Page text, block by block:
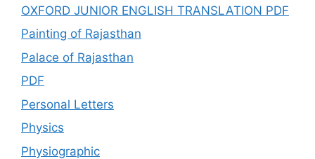
OXFORD JUNIOR ENGLISH TRANSLATION PDF
Painting of Rajasthan
Palace of Rajasthan
PDF
Personal Letters
Physics
Physiographic